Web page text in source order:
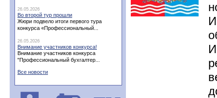
26.05.2026
Во второй тур прошли
Жюри подвело итоги первого тура
конкурса «Профессиональный...
26.05.2026
Внимание участников конкурса!
Внимание участников конкурса
"Профессиональный бухгалтер...
Все новости